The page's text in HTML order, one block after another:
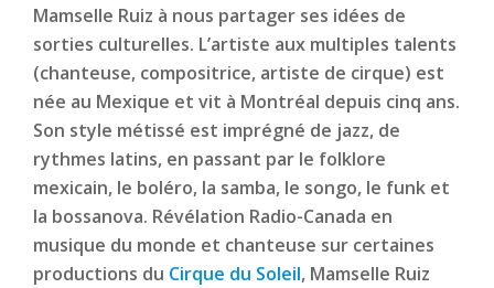
Mamselle Ruiz à nous partager ses idées de
sorties culturelles. L’artiste aux multiples talents
(chanteuse, compositrice, artiste de cirque) est
née au Mexique et vit à Montréal depuis cinq ans.
Son style métissé est imprégné de jazz, de
rythmes latins, en passant par le folklore
mexicain, le boléro, la samba, le songo, le funk et
la bossanova. Révélation Radio-Canada en
musique du monde et chanteuse sur certaines
productions du Cirque du Soleil, Mamselle Ruiz